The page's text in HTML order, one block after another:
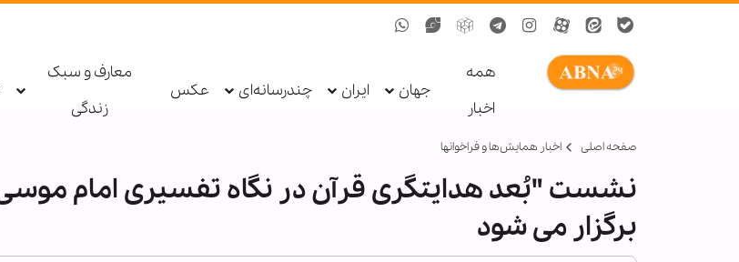
همه
اخبار
جهان ایران چندرسانه‌ای عکس
معارف و سبک
زندگی
صفحه اصلی اخبار همايش‌ها و فراخوان‏ها
نشست "بُعد هدایتگری قرآن در نگاه تفسیری امام
برگزار می شود